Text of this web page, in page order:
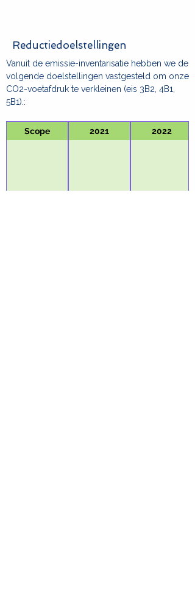
Reductiedoelstellingen
Vanuit de emissie-inventarisatie hebben we de
volgende doelstellingen vastgesteld om onze
CO2-voetafdruk te verkleinen (eis 3B2, 4B1,
5B1).:
Scope 2021 2022